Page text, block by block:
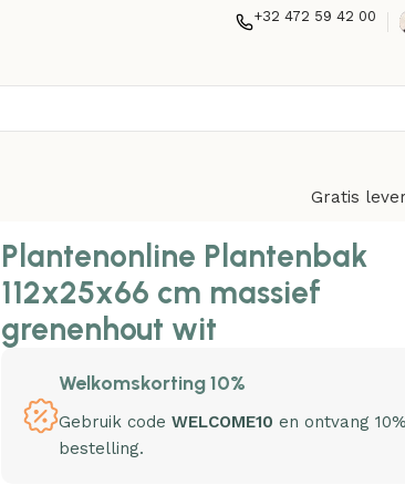
+32 472 59 42 00
Gratis
Plantenonline Plantenbak
112x25x66 cm massief
grenenhout wit
Welkomskorting 10%
Gebruik codeWELCOME10 en ontvang
bestelling.